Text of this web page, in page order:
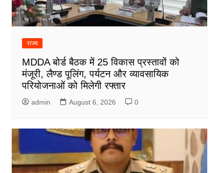
राज्य
MDDA बोर्ड बैठक में 25 विकास प्रस्तावों को
मंजूरी, लैण्ड पूलिंग, पर्यटन और व्यावसायिक
परियोजनाओं को मिलेगी रफ्तार
admin August 6, 2026 0